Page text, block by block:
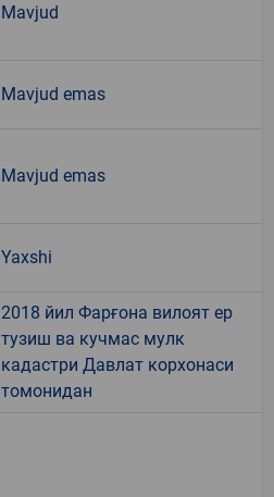
Mavjud
Mavjud emas
Mavjud emas
Yaxshi
2018 йил Фарғона вилоят ер
тузиш ва кучмас мулк
кадастри Давлат корхонаси
томонидан